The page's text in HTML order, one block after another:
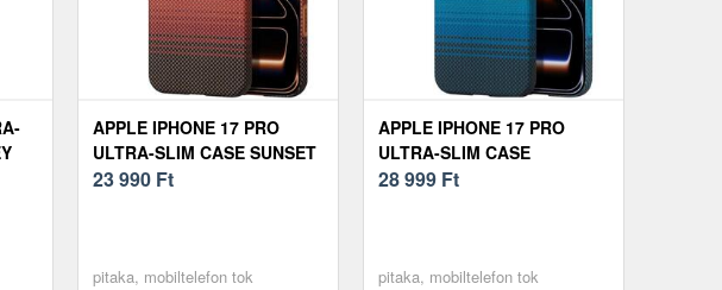
APPLE IPHONE 17 PRO
ULTRA-SLIM CASE SUNSET
(KI1702SP)
23 990 Ft
pitaka, mobiltelefon tok
APPLE IPHONE 17 PRO
ULTRA-SLIM CASE
MOONRISE (KI1703MP)
28 999 Ft
pitaka, mobiltelefon tok